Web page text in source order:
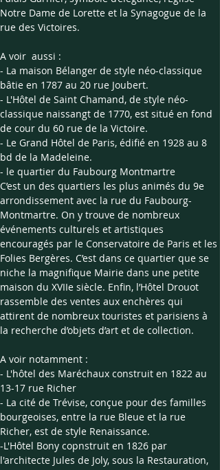
Notre Dame de Lorette et la Synagogue de la
rue des Victoires.
A voir  aussi :
- La maison Bélanger de style néo-classique
bâtie en 1787 au 20 rue Joubert.
- L'Hôtel de Saint Chamand, de style néo-
classique naissangt de 1770, est situé en fond
de cour du 60 rue de la Victoire.
- Le Grand Hôtel de Paris, édifié en 1928 au 8
bd de la Madeleine.
- le quartier du Faubourg Montmartre
C’est un des quartiers les plus animés du 9e
arrondissement avec la rue du Faubourg-
Montmartre. On y trouve de nombreux
événements culturels et artistiques
encouragés par le Conservatoire de Paris et les
Folies Bergères. C’est dans ce quartier que se
niche la magnifique Mairie dans une petite
maison du XVIIe siècle. Enfin, l’Hôtel Drouot
rassemble des ventes aux enchères qui
attirent de nombreux touristes et parisiens à
la recherche d’objets d’art et de collection.
A voir notamment :
- L'hôtel des Maréchaux construit en 1822 au
13-17 rue Richer
- La cité de Trévise, conçue pour des familles
bourgeoises, entre la rue Bleue et la rue
Richer, est de style Renaissance.
-L'Hôtel Bony copnstruit en 1826 par
l'architecte Jules de Joly, sous la Restauration,